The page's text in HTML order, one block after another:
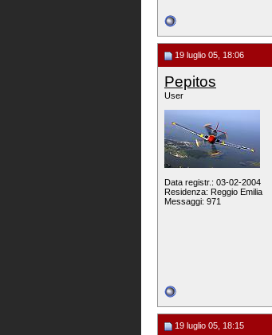
19 luglio 05, 18:06
Pepitos
User
Data registr.: 03-02-2004
Residenza: Reggio Emilia
Messaggi: 971
19 luglio 05, 18:15